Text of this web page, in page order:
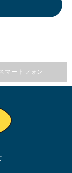
スマートフォン